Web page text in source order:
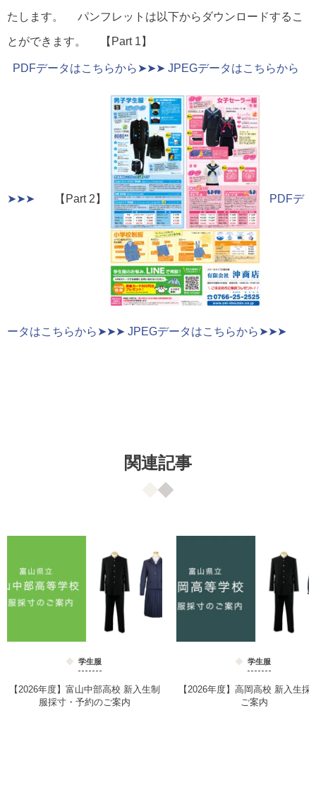
たします。 パンフレットは以下からダウンロードするこ
とができます。 【Part 1】
PDFデータはこちらから➤➤➤ JPEGデータはこちらから
➤➤➤ 【Part 2】 PDFデ
ータはこちらから➤➤➤ JPEGデータはこちらから➤➤➤
関連記事
学生服
【2026年度】富山中部高校 新入生制
服採寸・予約のご案内
学生服
【2026年度】高岡高校 新入生採
ご案内